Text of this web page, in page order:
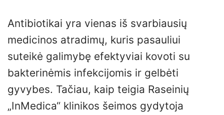
Antibiotikai yra vienas iš svarbiausių
medicinos atradimų, kuris pasauliui
suteikė galimybę efektyviai kovoti su
bakterinėmis infekcijomis ir gelbėti
gyvybes. Tačiau, kaip teigia Raseinių
„InMedica“ klinikos šeimos gydytoja